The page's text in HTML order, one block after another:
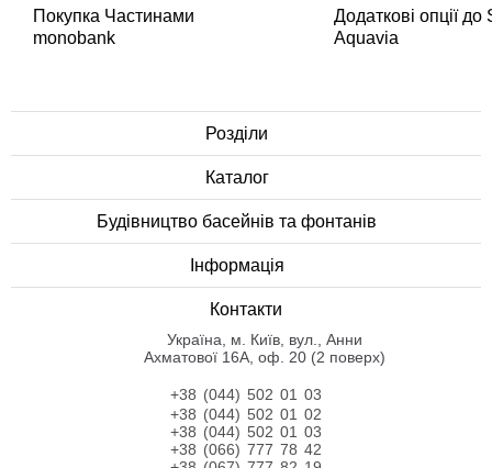
Покупка Частинами
monobank
Додаткові опції
Aquavia
Розділи
Каталог
Будівництво басейнів та фонтанів
Інформація
Контакти
Українa, м. Київ, вул., Анни
Ахматової 16А, оф. 20 (2 поверх)
+38 (044) 502 01 03
+38 (044) 502 01 02
+38 (044) 502 01 03
+38 (066) 777 78 42